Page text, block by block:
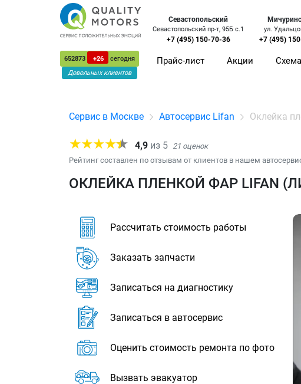
652873 +26
сегодня
Довольных клиентов
Севастопольский
Севастопольский пр-т, 95Б с.1
+7 (495) 150-70-36
ул.
+7 (495)
Прайс-лист Акции
Сервис в Москве Автосервис Lifan Оклейка
4,9 из 5 21 оценок
Рейтинг составлен по отзывам от клиентов в нашем
ОКЛЕЙКА ПЛЕНКОЙ ФАР LIFAN
Рассчитать стоимость работы
Заказать запчасти
Записаться на диагностику
Записаться в автосервис
Оценить стоимость ремонта по фото
Вызвать эвакуатор